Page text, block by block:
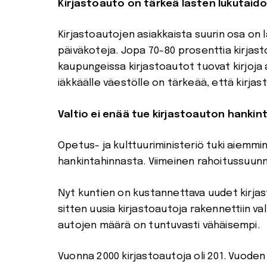
Kirjastoauto on tärkeä lasten
Kirjastoautojen asiakkaista suurin osa
päiväkoteja. Jopa 70-80 prosenttia
kaupungeissa kirjastoautot tuovat kirjoja
iäkkäälle väestölle on tärkeää, että
Valtio ei enää tue kirjastoauton
Opetus- ja kulttuuriministeriö tuki
hankintahinnasta. Viimeinen
Nyt kuntien on kustannettava uudet
sitten uusia kirjastoautoja rakennettiin
autojen määrä on tuntuvasti vähäisempi.
Vuonna 2000 kirjastoautoja oli 201.